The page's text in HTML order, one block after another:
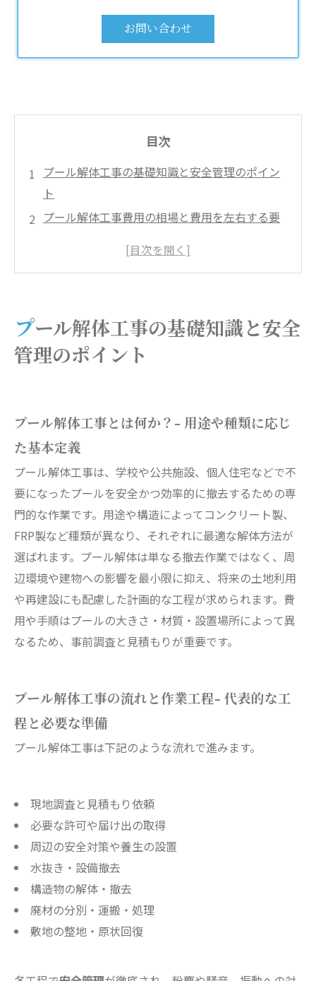
お問い合わせ
目次
プール解体工事の基礎知識と安全管理のポイン
ト
プール解体工事費用の相場と費用を左右する要
プール解体工事の施工事例と地域別実績
プール解体工事の申し込みから完了までの流れ
と注意点
望
プール撤去後の土地活用アイデアと再利用プラ
ン
会社概要
プール解体工事の基礎知識と安全
管理のポイント
プール解体工事とは何か？- 用途や種類に応じ
た基本定義
プール解体工事は、学校や公共施設、個人住宅などで不
要になったプールを安全かつ効率的に撤去するための専
門的な作業です。用途や構造によってコンクリート製、
FRP製など種類が異なり、それぞれに最適な解体方法が
選ばれます。プール解体は単なる撤去作業ではなく、周
辺環境や建物への影響を最小限に抑え、将来の土地利用
や再建設にも配慮した計画的な工程が求められます。費
用や手順はプールの大きさ・材質・設置場所によって異
なるため、事前調査と見積もりが重要です。
プール解体工事の流れと作業工程- 代表的な工
程と必要な準備
プール解体工事は下記のような流れで進みます。
現地調査と見積もり依頼
必要な許可や届け出の取得
周辺の安全対策や養生の設置
水抜き・設備撤去
構造物の解体・撤去
廃材の分別・運搬・処理
敷地の整地・原状回復